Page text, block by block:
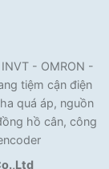
- OMRON -
tiệm cận điện
quá áp, nguồn
hồ cân, công